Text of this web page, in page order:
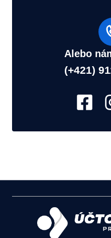
Alebo
(+421)